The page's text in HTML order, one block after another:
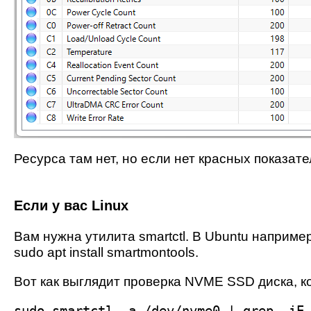
Ресурса там нет, но если нет красных
Если у вас Linux
Вам нужна утилита smartctl. В Ubuntu
sudo apt install smartmontools.
Вот как выглядит проверка NVME SSD диска,